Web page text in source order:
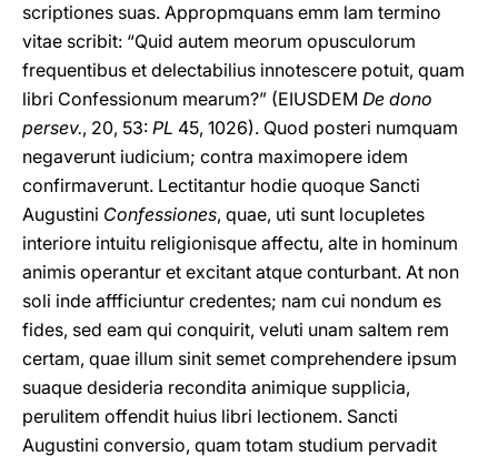
scriptiones suas. Appropmquans emm lam termino
vitae scribit: “Quid autem meorum opusculorum
frequentibus et delectabilius innotescere potuit, quam
libri Confessionum mearum?” (EIUSDEM De dono
persev., 20, 53: PL 45, 1026). Quod posteri numquam
negaverunt iudicium; contra maximopere idem
confirmaverunt. Lectitantur hodie quoque Sancti
Augustini Confessiones, quae, uti sunt locupletes
interiore intuitu religionisque affectu, alte in hominum
animis operantur et excitant atque conturbant. At non
soli inde affficiuntur credentes; nam cui nondum es
fides, sed eam qui conquirit, veluti unam saltem rem
certam, quae illum sinit semet comprehendere ipsum
suaque desideria recondita animique supplicia,
perulitem offendit huius libri lectionem. Sancti
Augustini conversio, quam totam studium pervadit